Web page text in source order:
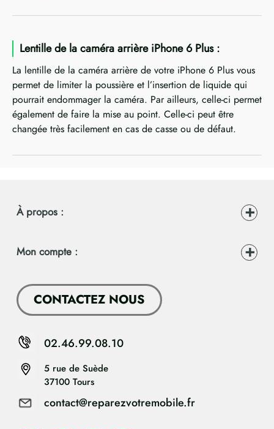
Lentille de la caméra arrière iPhone 6 Plus :
La lentille de la caméra arrière de votre iPhone 6 Plus vous
permet de limiter la poussière et l’insertion de liquide qui
pourrait endommager la caméra. Par ailleurs, celle-ci permet
également de faire la mise au point. Celle-ci peut être
changée très facilement en cas de casse ou de défaut.
À propos :
Mon compte :
CONTACTEZ NOUS
5 rue de Suède
37100 Tours
contact@reparezvotremobile.fr
02.46.99.08.10